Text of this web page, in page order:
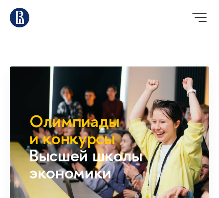
Олимпиады
и конкурсы
Высшей школы
экономики